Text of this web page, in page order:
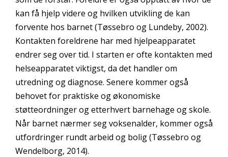
kan få hjelp videre og hvilken utvikling de kan
forvente hos barnet (Tøssebro og Lundeby, 2002).
Kontakten foreldrene har med hjelpeapparatet
endrer seg over tid. I starten er ofte kontakten med
helseapparatet viktigst, da det handler om
utredning og diagnose. Senere kommer også
behovet for praktiske og økonomiske
støtteordninger og etterhvert barnehage og skole.
Når barnet nærmer seg voksenalder, kommer også
utfordringer rundt arbeid og bolig (Tøssebro og
Wendelborg, 2014).